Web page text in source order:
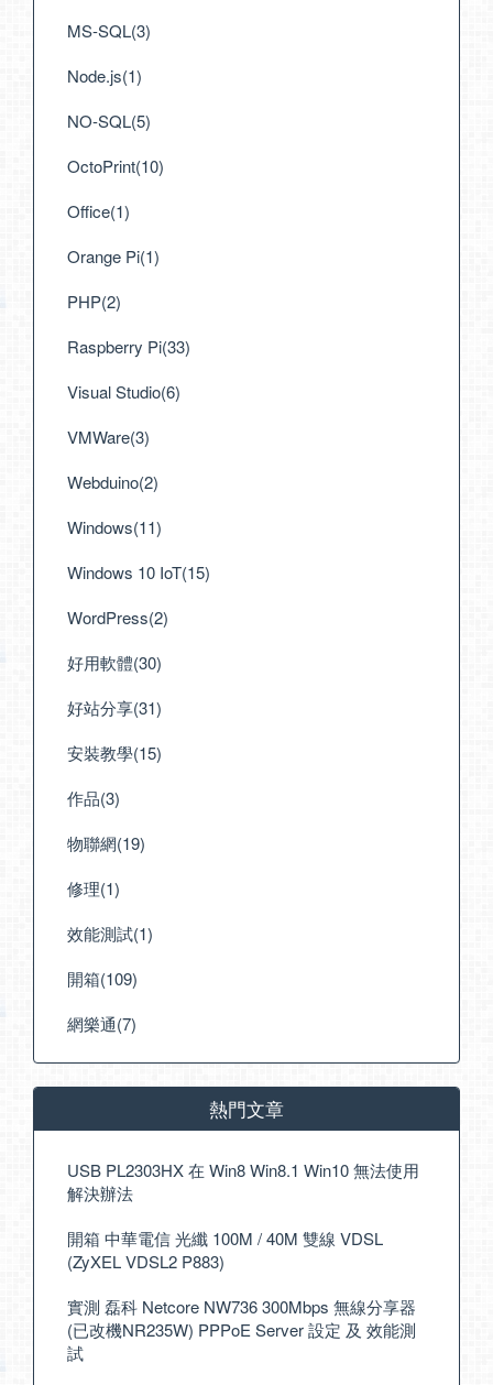
MS-SQL(3)
Node.js(1)
NO-SQL(5)
OctoPrint(10)
Office(1)
Orange Pi(1)
PHP(2)
Raspberry Pi(33)
Visual Studio(6)
VMWare(3)
Webduino(2)
Windows(11)
Windows 10 IoT(15)
WordPress(2)
好用軟體(30)
好站分享(31)
安裝教學(15)
作品(3)
物聯網(19)
修理(1)
效能測試(1)
開箱(109)
網樂通(7)
熱門文章
USB PL2303HX 在 Win8 Win8.1 Win10 無法使用
解決辦法
開箱 中華電信 光纖 100M / 40M 雙線 VDSL
(ZyXEL VDSL2 P883)
實測 磊科 Netcore NW736 300Mbps 無線分享器
(已改機NR235W) PPPoE Server 設定 及 效能測
試